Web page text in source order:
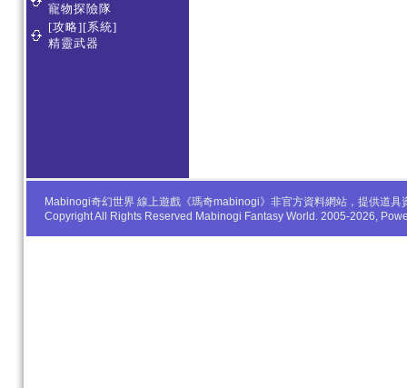
寵物探險隊
[攻略][系統]
精靈武器
Mabinogi奇幻世界 線上遊戲《瑪奇mabinogi》非官方資料網站，提供道
Copyright All Rights Reserved Mabinogi Fantasy World. 2005-2026,